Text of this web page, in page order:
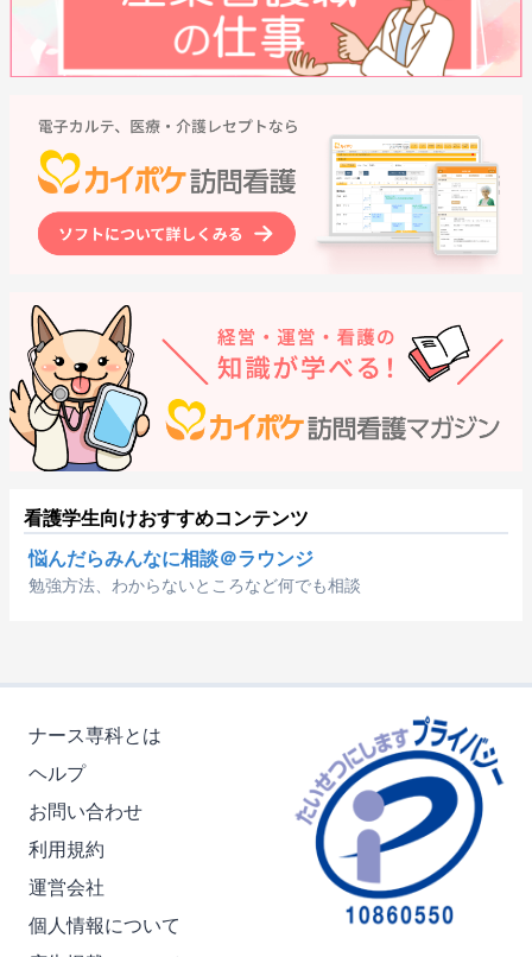
看護学生向けおすすめコンテンツ
悩んだらみんなに相談＠ラウンジ
勉強方法、わからないところなど何でも相談
ナース専科とは
ヘルプ
お問い合わせ
利用規約
運営会社
個人情報について